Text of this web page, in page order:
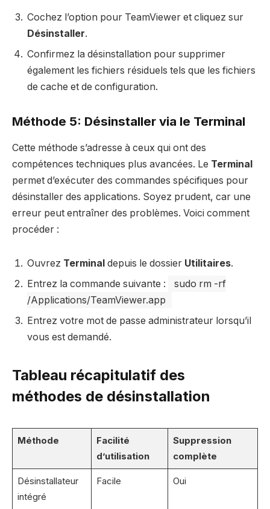
Cochez l’option pour TeamViewer et cliquez sur
Désinstaller.
Confirmez la désinstallation pour supprimer
également les fichiers résiduels tels que les fichiers
de cache et de configuration.
Méthode 5: Désinstaller via le Terminal
Cette méthode s’adresse à ceux qui ont des
compétences techniques plus avancées. Le Terminal
permet d’exécuter des commandes spécifiques pour
désinstaller des applications. Soyez prudent, car une
erreur peut entraîner des problèmes. Voici comment
procéder :
Ouvrez Terminal depuis le dossier Utilitaires.
Entrez la commande suivante :
sudo rm -rf
/Applications/TeamViewer.app
Entrez votre mot de passe administrateur lorsqu’il
vous est demandé.
Tableau récapitulatif des
méthodes de désinstallation
Méthode
Facilité
d’utilisation
Suppression
complète
Désinstallateur
intégré
Facile Oui